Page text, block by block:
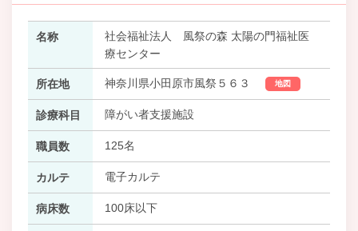
名称
社会福祉法人 風祭の森 太陽の門福祉医
療センター
所在地 神奈川県小田原市風祭５６３ 地図
診療科目 障がい者支援施設
職員数 125名
カルテ 電子カルテ
病床数 100床以下